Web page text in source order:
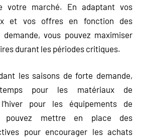
votre marché. En adaptant vos
et vos offres en fonction des
vous pouvez maximiser
durant les périodes critiques.
les saisons de forte demande,
pour les matériaux de
pour les équipements de
pouvez mettre en place des
pour encourager les achats